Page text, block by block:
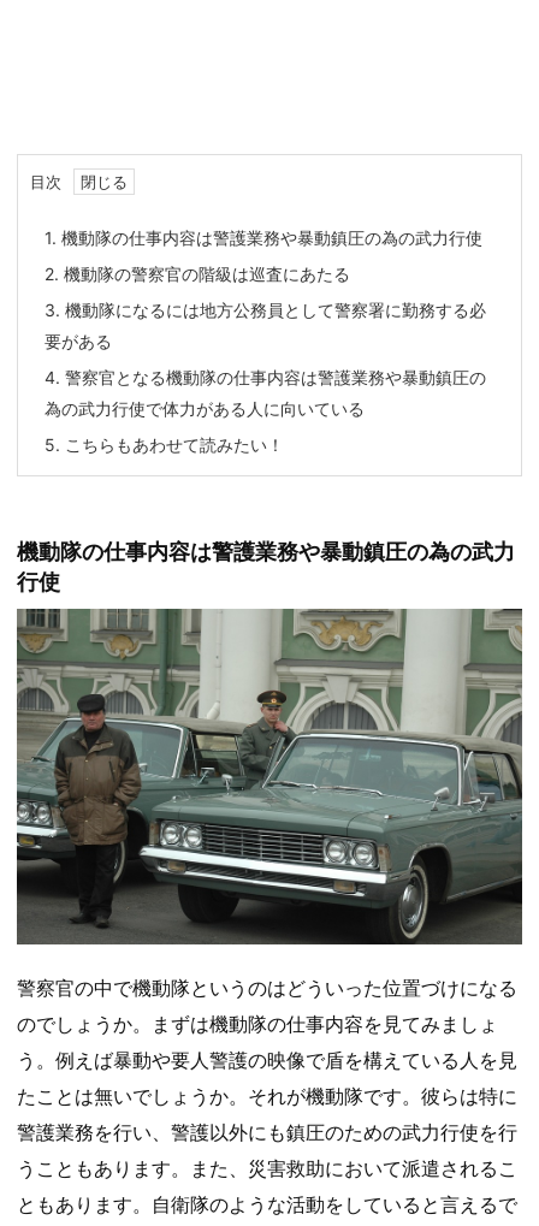
目次
1. 機動隊の仕事内容は警護業務や暴動鎮圧の為の武力行使
2. 機動隊の警察官の階級は巡査にあたる
3. 機動隊になるには地方公務員として警察署に勤務する必
要がある
4. 警察官となる機動隊の仕事内容は警護業務や暴動鎮圧の
為の武力行使で体力がある人に向いている
5. こちらもあわせて読みたい！
機動隊の仕事内容は警護業務や暴動鎮圧の為の武力
行使
警察官の中で機動隊というのはどういった位置づけになる
のでしょうか。まずは機動隊の仕事内容を見てみましょ
う。例えば暴動や要人警護の映像で盾を構えている人を見
たことは無いでしょうか。それが機動隊です。彼らは特に
警護業務を行い、警護以外にも鎮圧のための武力行使を行
うこともあります。また、災害救助において派遣されるこ
ともあります。自衛隊のような活動をしていると言えるで